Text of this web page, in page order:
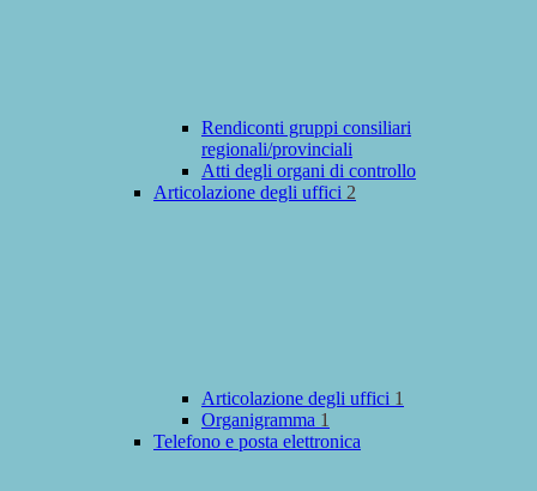
Rendiconti gruppi consiliari
regionali/provinciali
Atti degli organi di controllo
Articolazione degli uffici 2
Articolazione degli uffici 1
Organigramma 1
Telefono e posta elettronica